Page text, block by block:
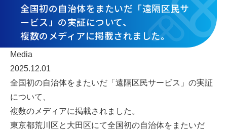
全国初の自治体をまたいだ「遠隔区民サ
ービス」の実証について、
複数のメディアに掲載されました。
Media
2025.12.01
全国初の自治体をまたいだ「遠隔区民サービス」の実証
について、
複数のメディアに掲載されました。
東京都荒川区と大田区にて全国初の自治体をまたいだ